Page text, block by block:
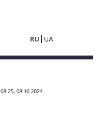
RU UA
08:25, 08.10.2024